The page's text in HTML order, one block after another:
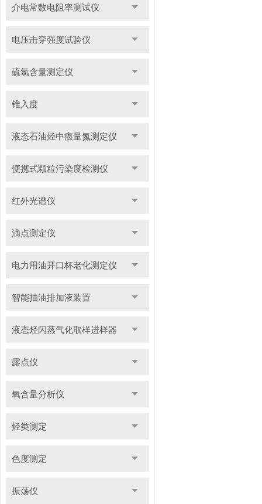
介电常数电阻率测试仪
电压击穿强度试验仪
硫氯含量测定仪
锥入度
液态石油烃中痕量氮测定仪
便携式颗粒污染度检测仪
红外光谱仪
滴点测定仪
电力用油开口杯老化测定仪
智能抽油排加液装置
液态烃闪蒸气化取样进样器
露点仪
氧含量分析仪
烃类测定
色度测定
振荡仪